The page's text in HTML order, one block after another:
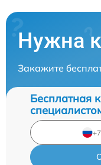
Нужна
Закажите
Бесплатная